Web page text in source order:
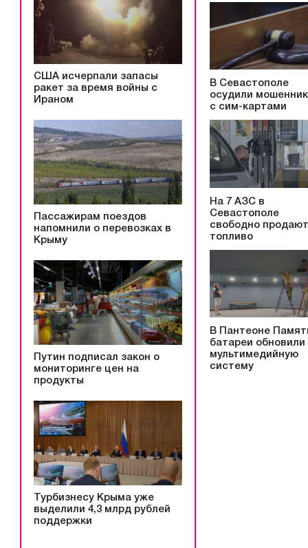
США исчерпали запасы
ракет за время войны с
Ираном
Пассажирам поездов
напомнили о перевозках в
Крыму
Путин подписал закон о
мониторинге цен на
продукты
Турбизнесу Крыма уже
выделили 4,3 млрд рублей
поддержки
В Севастополе
осудили
с сим-картами
На 7 АЗС в
Севастополе
свободно продают
топливо
В Пантеоне
батареи обновили
мультимедийную
систему